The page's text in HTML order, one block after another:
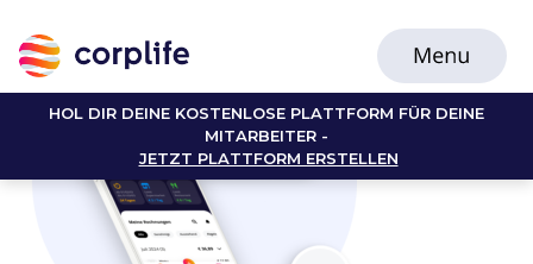
HOL DIR DEINE KOSTENLOSE PLATTFORM FÜR DEINE
MITARBEITER -
JETZT PLATTFORM ERSTELLEN